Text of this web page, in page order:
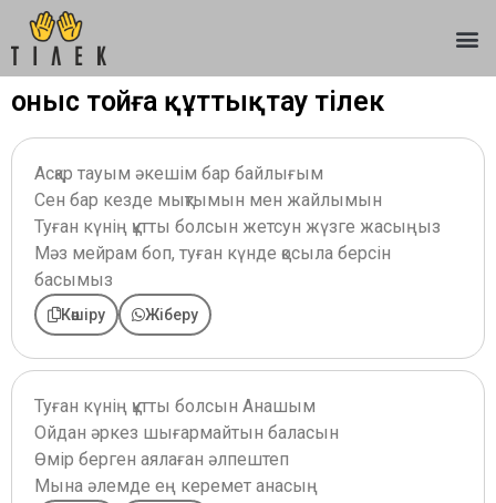
Қоныс тойға құттықтау тілек
Асқар тауым әкешім бар байлығым
Сен бар кезде мықтымын мен жайлымын
Туған күнің құтты болсын жетсун жүзге жасыңыз
Мәз мейрам боп, туған күнде қосыла берсін
басымыз
Көшіру Жіберу
Туған күнің құтты болсын Анашым
Ойдан әркез шығармайтын баласын
Өмір берген аялаған әлпештеп
Мына әлемде ең керемет анасың